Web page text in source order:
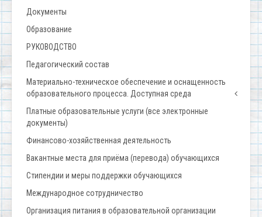
Документы
Образование
РУКОВОДСТВО
Педагогический состав
Материально-техническое обеспечение и оснащенность
образовательного процесса. Доступная среда
Платные образовательные услуги (все электронные
документы)
Финансово-хозяйственная деятельность
Вакантные места для приёма (перевода) обучающихся
Стипендии и меры поддержки обучающихся
Международное сотрудничество
Организация питания в образовательной организации